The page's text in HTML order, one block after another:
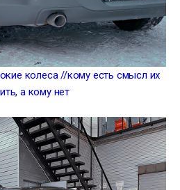
колеса //кому есть смысл их
а кому нет